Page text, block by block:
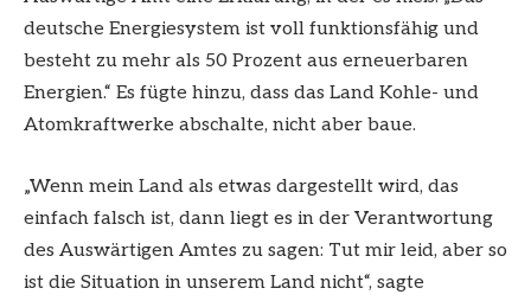
deutsche Energiesystem ist voll funktionsfähig und
besteht zu mehr als 50 Prozent aus erneuerbaren
Energien.“ Es fügte hinzu, dass das Land Kohle- und
Atomkraftwerke abschalte, nicht aber baue.
„Wenn mein Land als etwas dargestellt wird, das
einfach falsch ist, dann liegt es in der Verantwortung
des Auswärtigen Amtes zu sagen: Tut mir leid, aber so
ist die Situation in unserem Land nicht“, sagte